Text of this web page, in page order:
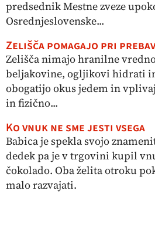
predsednik Mestne zveze
Osrednjeslovenske...
Zelišča pomagajo pri
Zelišča nimajo hranilne
beljakovine, ogljikovi hidrati
obogatijo okus jedem in
in fizično...
Ko vnuk ne sme jesti vsega
Babica je spekla svojo
dedek pa je v trgovini kupil
čokolado. Oba želita otroku
malo razvajati.